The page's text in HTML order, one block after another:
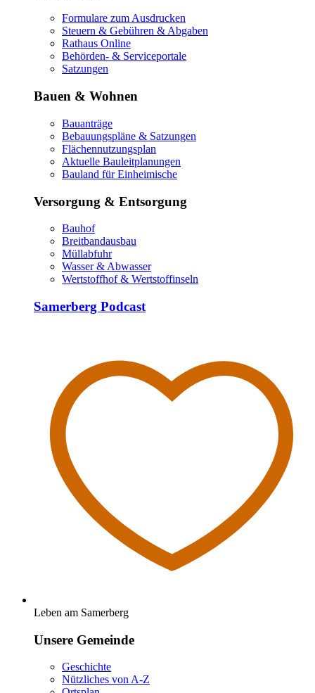
Formulare zum Ausdrucken
Steuern & Gebühren & Abgaben
Rathaus Online
Behörden- & Serviceportale
Satzungen
Bauen & Wohnen
Bauanträge
Bebauungspläne & Satzungen
Flächennutzungsplan
Aktuelle Bauleitplanungen
Bauland für Einheimische
Versorgung & Entsorgung
Bauhof
Breitbandausbau
Müllabfuhr
Wasser & Abwasser
Wertstoffhof & Wertstoffinseln
Samerberg Podcast
Leben am Samerberg
Unsere Gemeinde
Geschichte
Nützliches von A-Z